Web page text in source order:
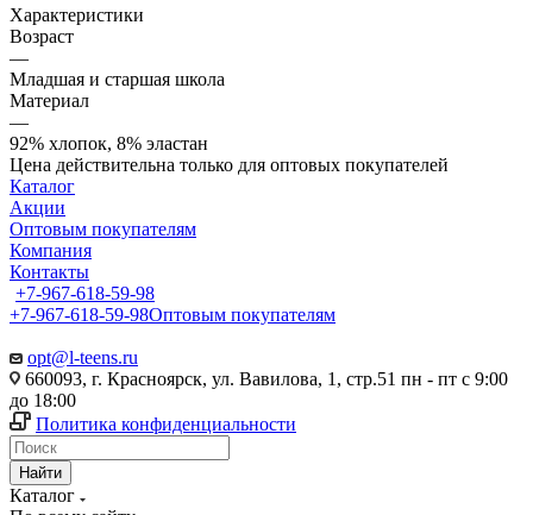
Характеристики
Возраст
—
Младшая и старшая школа
Материал
—
92% хлопок, 8% эластан
Цена действительна только для оптовых покупателей
Каталог
Акции
Оптовым покупателям
Компания
Контакты
+7-967-618-59-98
+7-967-618-59-98Оптовым покупателям
opt@l-teens.ru
660093, г. Красноярск, ул. Вавилова, 1, стр.51 пн - пт с 9:00
до 18:00
Политика конфиденциальности
Найти
Каталог